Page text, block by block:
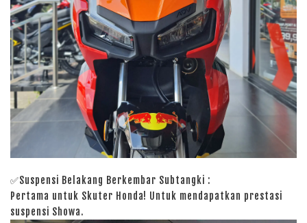
✅Suspensi Belakang Berkembar Subtangki :
Pertama untuk Skuter Honda! Untuk mendapatkan prestasi
suspensi Showa.